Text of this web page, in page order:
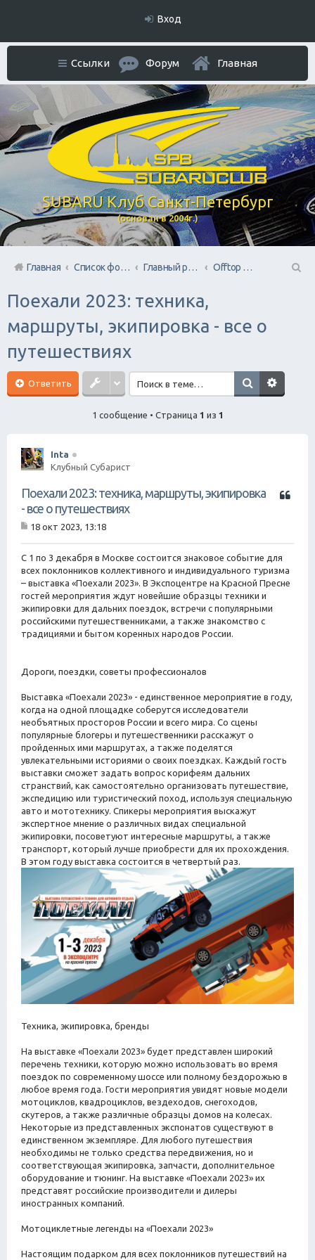
Вход
SUBARU Клуб Санкт-Петербург
(основан в 2004г.)
Ссылки Форум Главная
Главная Список форумов Главный раздел
Offtop + Всяко-Разно
Поехали 2023: техника,
маршруты, экипировка - все о
путешествиях
Ответить
1 сообщение • Страница 1 из 1
Inta
Клубный Субарист
Ц
а
Поехали 2023: техника, маршруты, экипировка
- все о путешествиях
о
б
н
и
е
18 окт 2023, 13:18
С 1 по 3 декабря в Москве состоится знаковое событие для
всех поклонников коллективного и индивидуального туризма
– выставка «Поехали 2023». В Экспоцентре на Красной Пресне
гостей мероприятия ждут новейшие образцы техники и
экипировки для дальних поездок, встречи с популярными
российскими путешественниками, а также знакомство с
традициями и бытом коренных народов России.
Дороги, поездки, советы профессионалов
Выставка «Поехали 2023» - единственное мероприятие в году,
когда на одной площадке соберутся исследователи
необъятных просторов России и всего мира. Со сцены
популярные блогеры и путешественники расскажут о
пройденных ими маршрутах, а также поделятся
увлекательными историями о своих поездках. Каждый гость
выставки сможет задать вопрос корифеям дальних
странствий, как самостоятельно организовать путешествие,
экспедицию или туристический поход, используя специальную
авто и мототехнику. Спикеры мероприятия выскажут
экспертное мнение о различных видах специальной
экипировки, посоветуют интересные маршруты, а также
транспорт, который лучше приобрести для их прохождения.
В этом году выставка состоится в четвертый раз.
Техника, экипировка, бренды
На выставке «Поехали 2023» будет представлен широкий
перечень техники, которую можно использовать во время
поездок по современному шоссе или полному бездорожью в
любое время года. Гости мероприятия увидят новые модели
мотоциклов, квадроциклов, вездеходов, снегоходов,
скутеров, а также различные образцы домов на колесах.
Некоторые из представленных экспонатов существуют в
единственном экземпляре. Для любого путешествия
необходимы не только средства передвижения, но и
соответствующая экипировка, запчасти, дополнительное
оборудование и тюнинг. На выставке «Поехали 2023» их
представят российские производители и дилеры
иностранных компаний.
Мотоциклетные легенды на «Поехали 2023»
Настоящим подарком для всех поклонников путешествий на